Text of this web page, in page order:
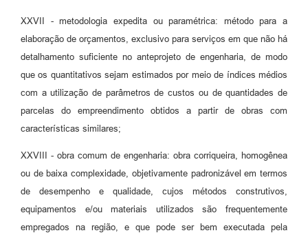
XXVII - metodologia expedita ou paramétrica: método para a
elaboração de orçamentos, exclusivo para serviços em que não há
detalhamento suficiente no anteprojeto de engenharia, de modo
que os quantitativos sejam estimados por meio de índices médios
com a utilização de parâmetros de custos ou de quantidades de
parcelas do empreendimento obtidos a partir de obras com
características similares;
XXVIII - obra comum de engenharia: obra corriqueira, homogênea
ou de baixa complexidade, objetivamente padronizável em termos
de desempenho e qualidade, cujos métodos construtivos,
equipamentos e/ou materiais utilizados são frequentemente
empregados na região, e que pode ser bem executada pela